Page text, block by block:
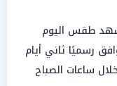
طقس اليوم
2026، والذي يوافق رسميًا ثاني أيام
ساعات الصباح